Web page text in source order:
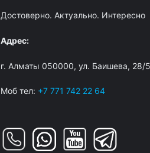
Достоверно. Актуально. Интересно
Адрес:
г. Алматы 050000, ул. Баишева, 28/5
Моб тел: +7 771 742 22 64